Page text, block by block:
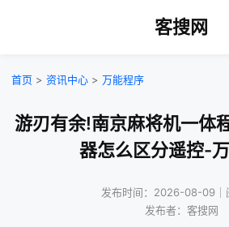
客搜网
首页 > 资讯中心 > 万能程序
游刃有余!南京麻将机一体
器怎么区分遥控-
发布时间：2026-08-09｜
发布者：客搜网